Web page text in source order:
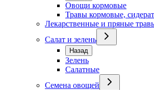
Овощи кормовые
Травы кормовые,
Лекарственные и пряные
Салат и зелень
Назад
Зелень
Салатные
Семена овощей